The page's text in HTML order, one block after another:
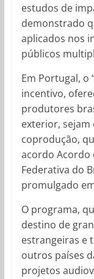
estudos de
demonstrado
aplicados nos
públicos
Em Portugal, o
incentivo,
produtores
exterior, sejam
coprodução,
acordo Acordo
Federativa do
promulgado
O programa,
destino de
estrangeiras e
outros países
projetos